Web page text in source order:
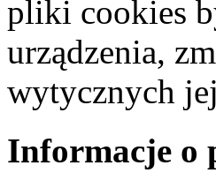
pliki cookies
urządzenia,
wytycznych
Informacje o